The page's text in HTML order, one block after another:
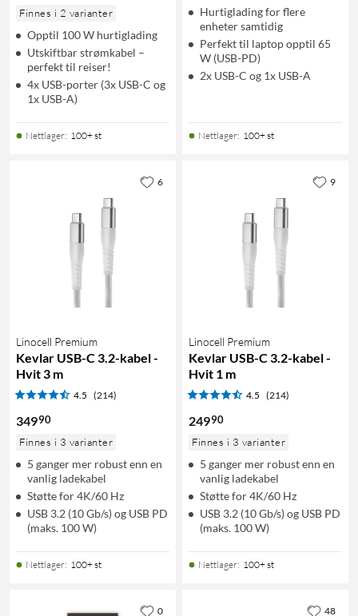
Finnes i 2 varianter
Opptil 100 W hurtiglading
Utskiftbar strømkabel –
perfekt til reiser!
4x USB-porter (3x USB-C og
1x USB-A)
Nettlager: 100+ st
Hurtiglading for flere
enheter samtidig
Perfekt til laptop opptil 65
W (USB-PD)
2x USB-C og 1x USB-A
Nettlager: 100+ st
Linocell Premium
Kevlar USB-C 3.2-kabel -
Hvit 3 m
4.5 (214)
34990
Finnes i 3 varianter
5 ganger mer robust enn en
vanlig ladekabel
Støtte for 4K/60 Hz
USB 3.2 (10 Gb/s) og USB PD
(maks. 100 W)
Nettlager: 100+ st
6
Linocell Premium
Kevlar USB-C 3.2-kabel -
Hvit 1 m
4.5 (214)
24990
Finnes i 3 varianter
5 ganger mer robust enn en
vanlig ladekabel
Støtte for 4K/60 Hz
USB 3.2 (10 Gb/s) og USB PD
(maks. 100 W)
Nettlager: 100+ st
9
0 48